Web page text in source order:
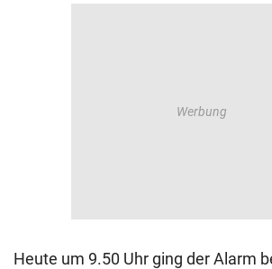
Heute um 9.50 Uhr ging der Alarm